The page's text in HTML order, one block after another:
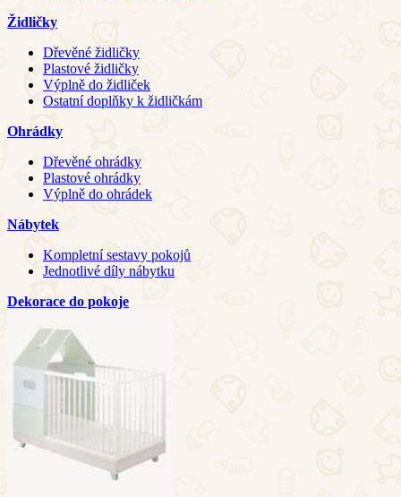
Židličky
Dřevěné židličky
Plastové židličky
Výplně do židliček
Ostatní doplňky k židličkám
Ohrádky
Dřevěné ohrádky
Plastové ohrádky
Výplně do ohrádek
Nábytek
Kompletní sestavy pokojů
Jednotlivé díly nábytku
Dekorace do pokoje